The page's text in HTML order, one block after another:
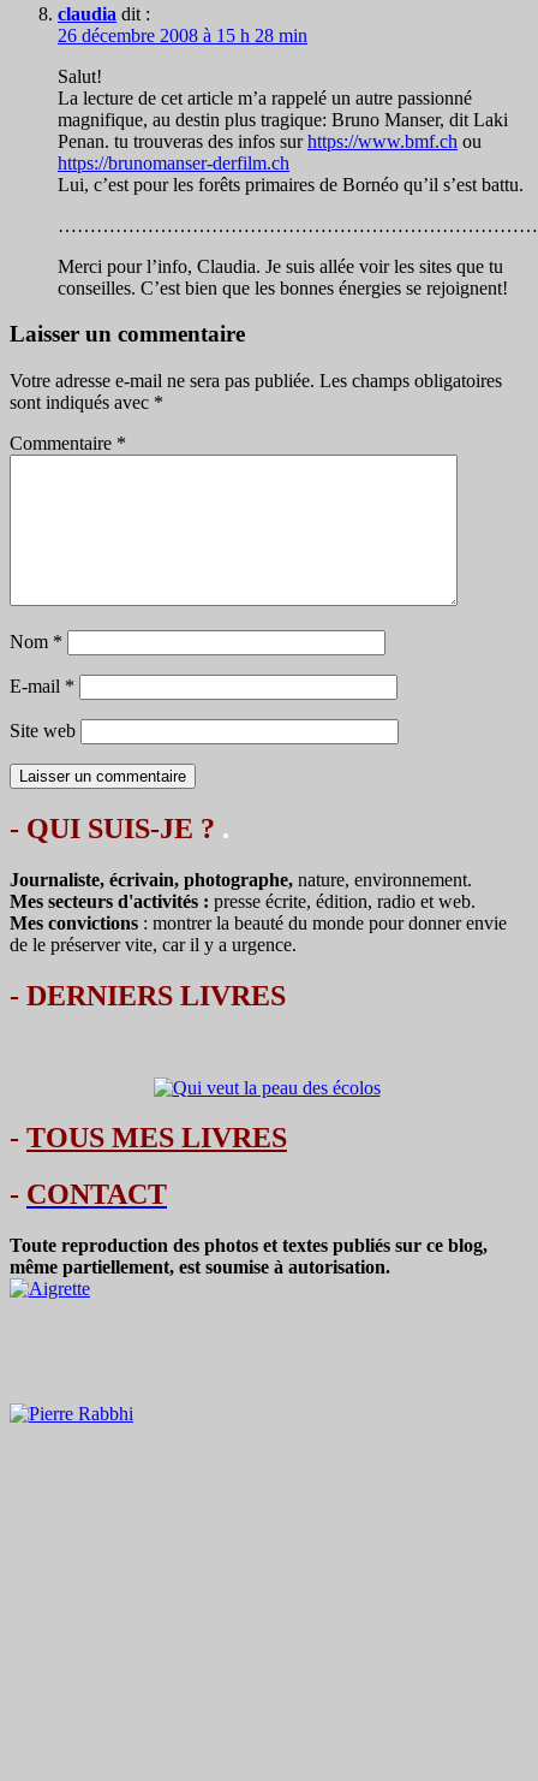
claudia dit :
26 décembre 2008 à 15 h 28 min
Salut!
La lecture de cet article m’a rappelé un autre passionné
magnifique, au destin plus tragique: Bruno Manser, dit Laki
Penan. tu trouveras des infos surhttps://www.bmf.ch ou
https://brunomanser-derfilm.ch
Lui, c’est pour les forêts primaires de Bornéo qu’il s’est battu.
Merci pour l’info, Claudia. Je suis allée voir les sites que tu
conseilles. C’est bien que les bonnes énergies se rejoignent!
Laisser un commentaire
Votre adresse e-mail ne sera pas publiée. Les champs obligatoires
sont indiqués avec *
Commentaire *
Nom *
E-mail *
Site web
- QUI SUIS-JE ? .
Journaliste, écrivain, photographe, nature, environnement.
Mes secteurs d'activités : presse écrite, édition, radio et web.
Mes convictions : montrer la beauté du monde pour donner envie
de le préserver vite, car il y a urgence.
- DERNIERS LIVRES
- TOUS MES LIVRES
- CONTACT
Toute reproduction des photos et textes publiés sur ce blog,
même partiellement, est soumise à autorisation.